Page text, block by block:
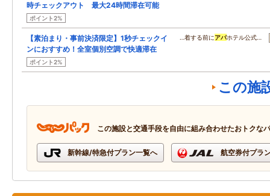
時チェックアウト 最大24時間滞在可能
ポイント2%
【素泊まり・事前決済限定】1秒チェックイ
ンにおすすめ！全室個別空調で快適滞在
ポイント2%
…着する前にアパホテル公式…
この施
この施設と交通手段を自由に組み合わせたおトクな
新幹線/特急付プラン一覧へ 航空券付プラ